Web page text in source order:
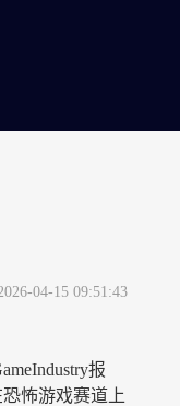
04-15 09:51:43
报
怖游戏赛道上